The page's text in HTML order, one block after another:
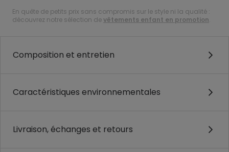
En quête de petits prix sans compromis sur le style ni la qualité :
découvrez notre sélection devêtements enfant en promotion.
Composition et entretien
Caractéristiques environnementales
Livraison, échanges et retours